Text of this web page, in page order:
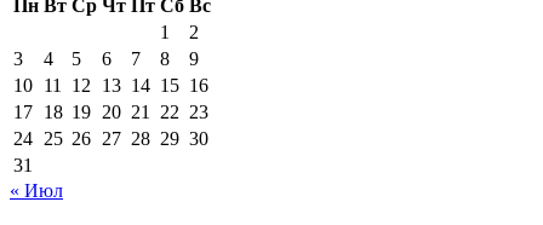
Пн Вт Ср Чт Пт Сб Вс
1
2
3
4 5 6 7 8
9
10 11 12 13 14 15 16
17 18 19 20 21 22 23
24 25 26 27 28 29 30
31
« Июл